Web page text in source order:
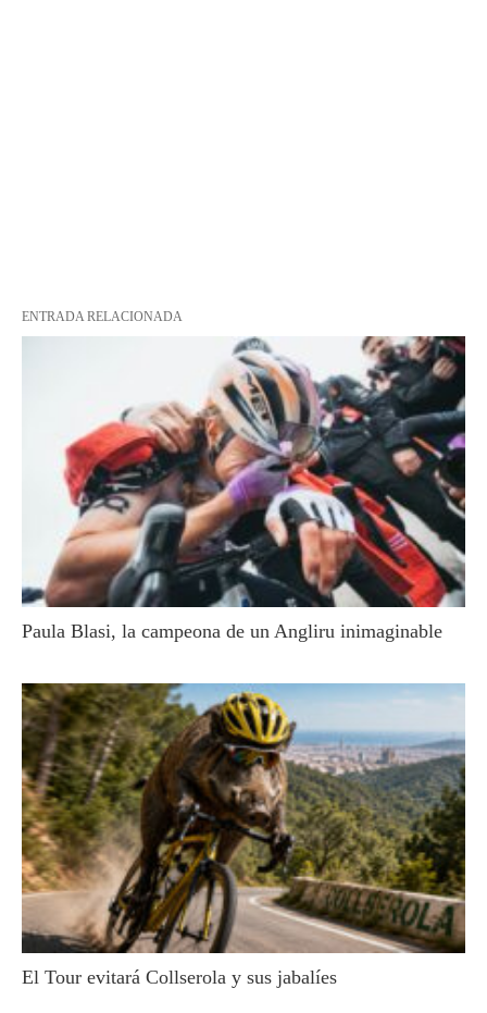
ENTRADA RELACIONADA
Paula Blasi, la campeona de un Angliru inimaginable
El Tour evitará Collserola y sus jabalíes